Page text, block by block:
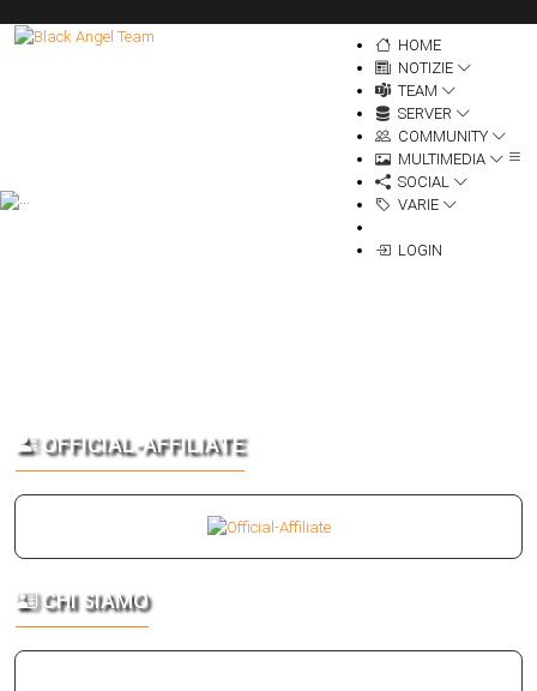
HOME
NOTIZIE
TEAM
SERVER
COMMUNITY
MULTIMEDIA
SOCIAL
VARIE
LOGIN
OFFICIAL-AFFILIATE
CHI SIAMO